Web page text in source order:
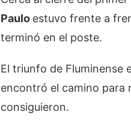
Paulo estuvo frente a
terminó en el poste.
El triunfo de Fluminense
encontró el camino para
consiguieron.